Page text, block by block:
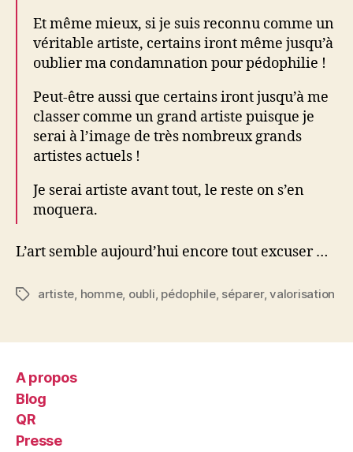
Et même mieux, si je suis reconnu comme un
véritable artiste, certains iront même jusqu’à
oublier ma condamnation pour pédophilie !
Peut-être aussi que certains iront jusqu’à me
classer comme un grand artiste puisque je
serai à l’image de très nombreux grands
artistes actuels !
Je serai artiste avant tout, le reste on s’en
moquera.
L’art semble aujourd’hui encore tout excuser …
Étiquettes
artiste homme, oubli pédophile, séparer,valorisation
A propos
Blog
QR
Presse